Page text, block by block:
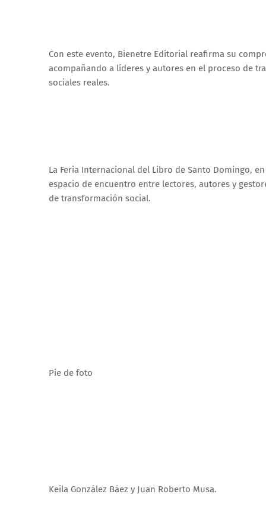
Con este evento, Bienetre Editorial reafirma su
acompañando a líderes y autores en el proceso de
sociales reales.
La Feria Internacional del Libro de Santo Domingo,
espacio de encuentro entre lectores, autores y
de transformación social.
Pie de foto
Keila González Báez y Juan Roberto Musa.